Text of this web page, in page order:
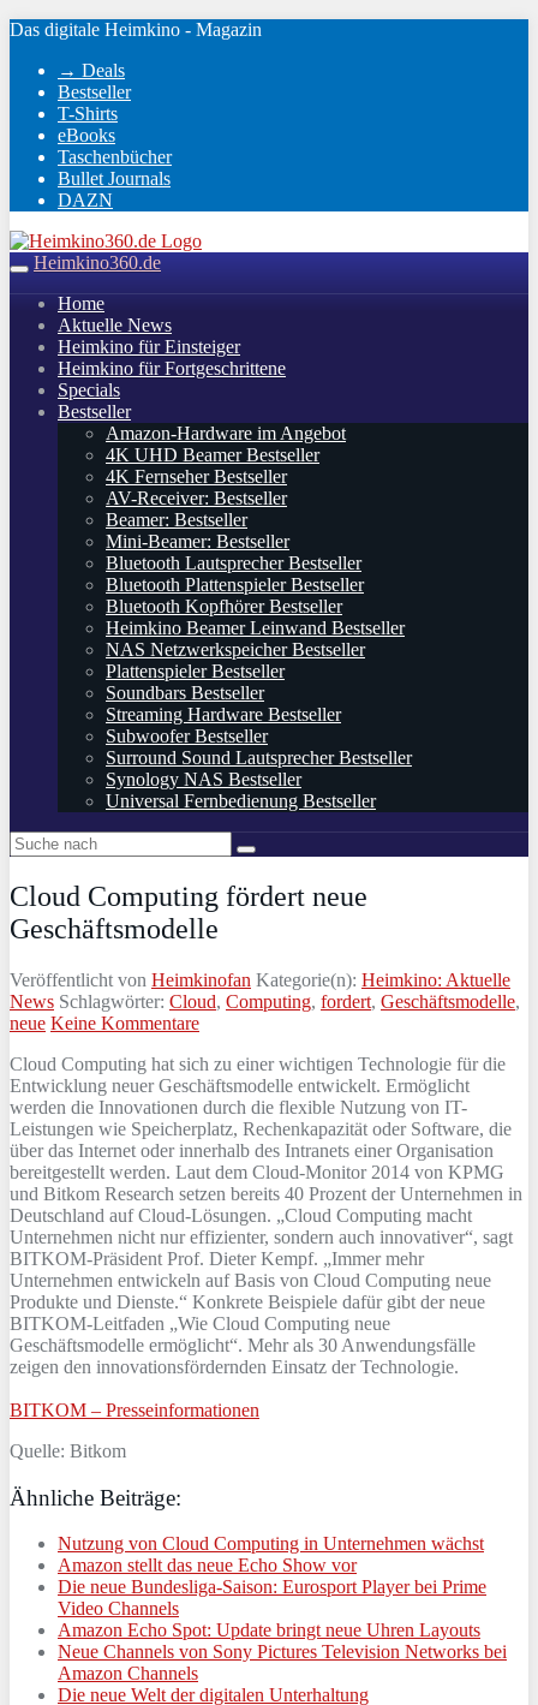
Skip
main
content
Das digitale Heimkino - Magazin
→ Deals
Bestseller
T-Shirts
eBooks
Taschenbücher
Bullet Journals
DAZN
Toggle
navigation
Heimkino360.de
Home
Aktuelle News
Heimkino für Einsteiger
Heimkino für Fortgeschrittene
Specials
Bestseller
Amazon-Hardware im Angebot
4K UHD Beamer Bestseller
4K Fernseher Bestseller
AV-Receiver: Bestseller
Beamer: Bestseller
Mini-Beamer: Bestseller
Bluetooth Lautsprecher Bestseller
Bluetooth Plattenspieler Bestseller
Bluetooth Kopfhörer Bestseller
Heimkino Beamer Leinwand Bestseller
NAS Netzwerkspeicher Bestseller
Plattenspieler Bestseller
Soundbars Bestseller
Streaming Hardware Bestseller
Subwoofer Bestseller
Surround Sound Lautsprecher Bestseller
Synology NAS Bestseller
Universal Fernbedienung Bestseller
Cloud Computing fördert neue
Geschäftsmodelle
Veröffentlicht von Heimkinofan Kategorie(n): Heimkino: Aktuelle
News Schlagwörter: Cloud, Computing, fordert, Geschäftsmodelle,
neue Keine Kommentare
Cloud Computing hat sich zu einer wichtigen Technologie für die
Entwicklung neuer Geschäftsmodelle entwickelt. Ermöglicht
werden die Innovationen durch die flexible Nutzung von IT-
Leistungen wie Speicherplatz, Rechenkapazität oder Software, die
über das Internet oder innerhalb des Intranets einer Organisation
bereitgestellt werden. Laut dem Cloud-Monitor 2014 von KPMG
und Bitkom Research setzen bereits 40 Prozent der Unternehmen in
Deutschland auf Cloud-Lösungen. „Cloud Computing macht
Unternehmen nicht nur effizienter, sondern auch innovativer“, sagt
BITKOM-Präsident Prof. Dieter Kempf. „Immer mehr
Unternehmen entwickeln auf Basis von Cloud Computing neue
Produkte und Dienste.“ Konkrete Beispiele dafür gibt der neue
BITKOM-Leitfaden „Wie Cloud Computing neue
Geschäftsmodelle ermöglicht“. Mehr als 30 Anwendungsfälle
zeigen den innovationsfördernden Einsatz der Technologie.
BITKOM – Presseinformationen
Quelle: Bitkom
Ähnliche Beiträge:
Nutzung von Cloud Computing in Unternehmen wächst
Amazon stellt das neue Echo Show vor
Die neue Bundesliga-Saison: Eurosport Player bei Prime
Video Channels
Amazon Echo Spot: Update bringt neue Uhren Layouts
Neue Channels von Sony Pictures Television Networks bei
Amazon Channels
Die neue Welt der digitalen Unterhaltung